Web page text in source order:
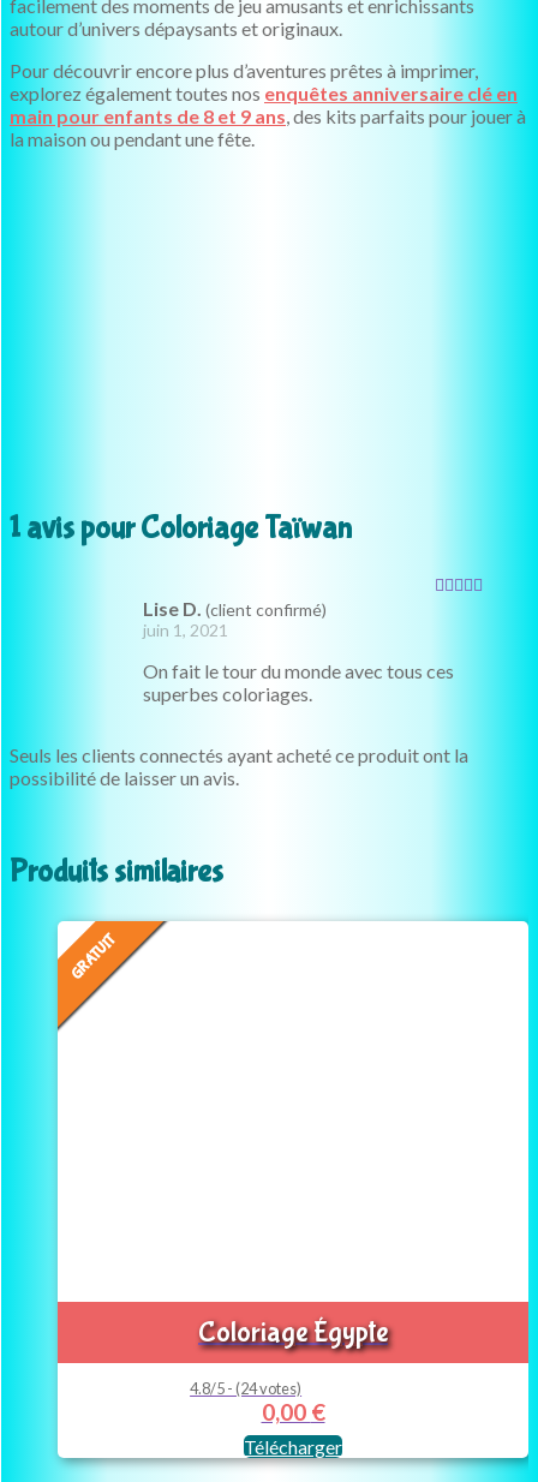
facilement des moments de jeu amusants et enrichissants
autour d’univers dépaysants et originaux.
Pour découvrir encore plus d’aventures prêtes à imprimer,
explorez également toutes nos enquêtes anniversaire clé en
main pour enfants de 8 et 9 ans, des kits parfaits pour jouer à
la maison ou pendant une fête.
1 avis pourColoriage Taïwan
Lise D.(client confirmé)
juin 1, 2021
On fait le tour du monde avec tous ces
superbes coloriages.
Seuls les clients connectés ayant acheté ce produit ont la
possibilité de laisser un avis.
Produits similaires
GRATUIT
Coloriage Égypte
4.8/5 - (24 votes)
0,00 €
Télécharger